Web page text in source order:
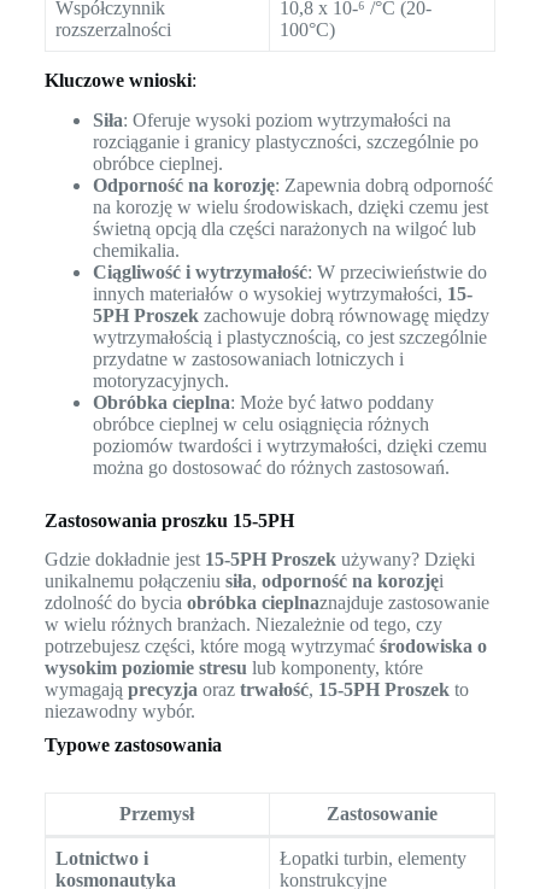
Współczynnik
rozszerzalności
10,8 x 10-⁶ /°C (20-
100°C)
Kluczowe wnioski:
Siła: Oferuje wysoki poziom wytrzymałości na
rozciąganie i granicy plastyczności, szczególnie po
obróbce cieplnej.
Odporność na korozję: Zapewnia dobrą odporność
na korozję w wielu środowiskach, dzięki czemu jest
świetną opcją dla części narażonych na wilgoć lub
chemikalia.
Ciągliwość i wytrzymałość: W przeciwieństwie do
innych materiałów o wysokiej wytrzymałości, 15-
5PH Proszekzachowuje dobrą równowagę między
wytrzymałością i plastycznością, co jest szczególnie
przydatne w zastosowaniach lotniczych i
motoryzacyjnych.
Obróbka cieplna: Może być łatwo poddany
obróbce cieplnej w celu osiągnięcia różnych
poziomów twardości i wytrzymałości, dzięki czemu
można go dostosować do różnych zastosowań.
Zastosowania proszku 15-5PH
Gdzie dokładnie jest 15-5PH Proszekużywany? Dzięki
unikalnemu połączeniu siła, odporność na korozjęi
zdolność do bycia obróbka cieplnaznajduje zastosowanie
w wielu różnych branżach. Niezależnie od tego, czy
potrzebujesz części, które mogą wytrzymać środowiska o
wysokim poziomie stresulub komponenty, które
wymagają precyzjaoraz trwałość, 15-5PH Proszekto
niezawodny wybór.
Typowe zastosowania
Przemysł Zastosowanie
Lotnictwo i
kosmonautyka
Łopatki turbin, elementy
konstrukcyjne